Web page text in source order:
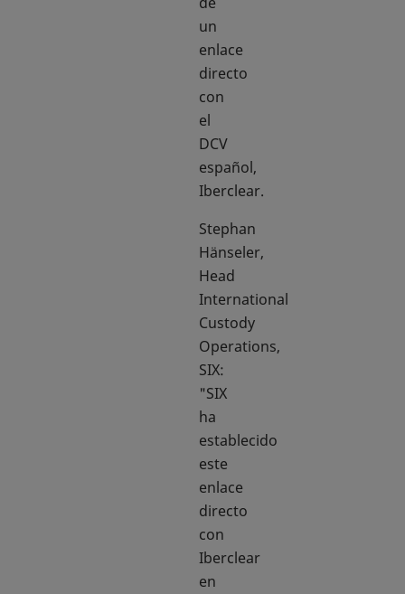
un
enlace
directo
con
el
DCV
español,
Iberclear.
Stephan
Hänseler,
Head
International
Custody
Operations,
SIX:
"SIX
ha
establecido
este
enlace
directo
con
Iberclear
en